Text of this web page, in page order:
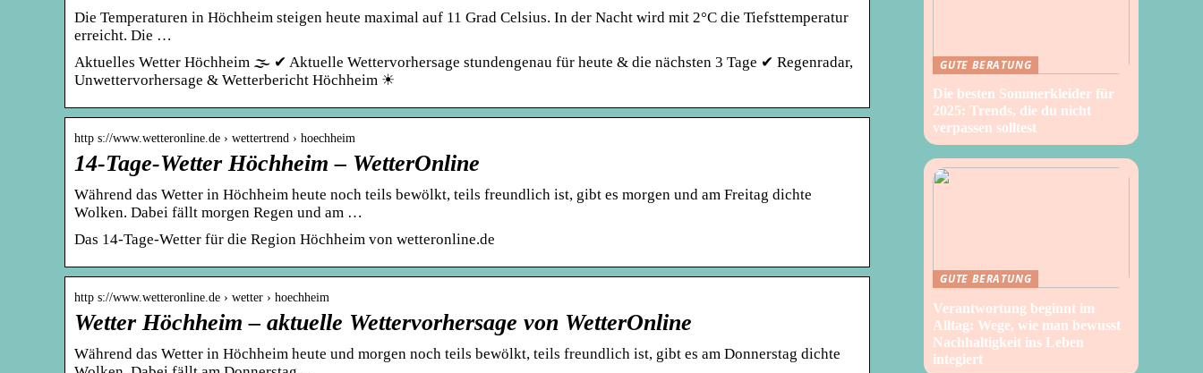
Die Temperaturen in Höchheim steigen heute maximal auf 11 Grad Celsius. In der Nacht wird mit 2°C die Tiefsttemperatur
erreicht. Die …
Aktuelles Wetter Höchheim 🌫️ ✔ Aktuelle Wettervorhersage stundengenau für heute & die nächsten 3 Tage ✔ Regenradar,
Unwettervorhersage & Wetterbericht Höchheim ☀
http s://www.wetteronline.de › wettertrend › hoechheim
14-Tage-Wetter Höchheim – WetterOnline
Während das Wetter in Höchheim heute noch teils bewölkt, teils freundlich ist, gibt es morgen und am Freitag dichte
Wolken. Dabei fällt morgen Regen und am …
Das 14-Tage-Wetter für die Region Höchheim von wetteronline.de
http s://www.wetteronline.de › wetter › hoechheim
Wetter Höchheim – aktuelle Wettervorhersage von WetterOnline
Während das Wetter in Höchheim heute und morgen noch teils bewölkt, teils freundlich ist, gibt es am Donnerstag dichte
GUTE BERATUNG
Die besten Sommerkleider für
2025: Trends, die du nicht
verpassen solltest
GUTE BERATUNG
Verantwortung beginnt im
Alltag: Wege, wie man bewusst
Nachhaltigkeit ins Leben
integiert